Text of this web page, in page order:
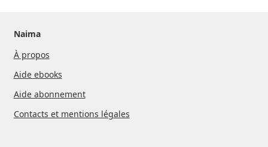
Naima
À propos
Aide ebooks
Aide abonnement
Contacts et mentions légales